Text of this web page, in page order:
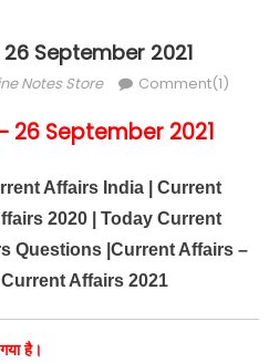
September 2021
Notes Store Comment(1)
26 September 2021
Affairs India | Current
2020 | Today Current
Questions |Current Affairs –
Affairs 2021
है।